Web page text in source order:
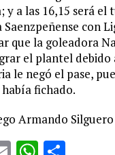
y a las 16,15 será el
con
que la goleadora
el plantel debido
le negó el pase,
fichado.
Armando